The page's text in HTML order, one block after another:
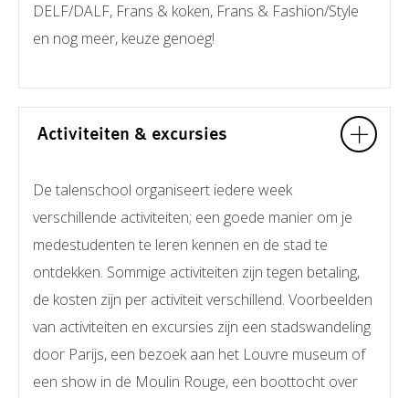
DELF/DALF, Frans & koken, Frans & Fashion/Style
en nog meer, keuze genoeg!
Activiteiten & excursies
De talenschool organiseert iedere week
verschillende activiteiten; een goede manier om je
medestudenten te leren kennen en de stad te
ontdekken. Sommige activiteiten zijn tegen betaling,
de kosten zijn per activiteit verschillend. Voorbeelden
van activiteiten en excursies zijn een stadswandeling
door Parijs, een bezoek aan het Louvre museum of
een show in de Moulin Rouge, een boottocht over